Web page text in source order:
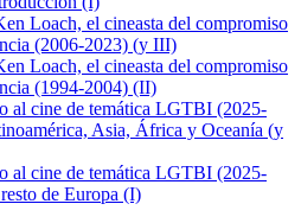
Loach, el cineasta del compromiso
(2006-2023) (y III)
Loach, el cineasta del compromiso
(1994-2004) (II)
al cine de temática LGTBI (2025-
Asia, África y Oceanía (y
al cine de temática LGTBI (2025-
de Europa (I)